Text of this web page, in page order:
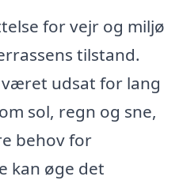
for vejr og miljø
tilstand.
udsat for lang
sol, regn og sne,
behov for
kan øge det